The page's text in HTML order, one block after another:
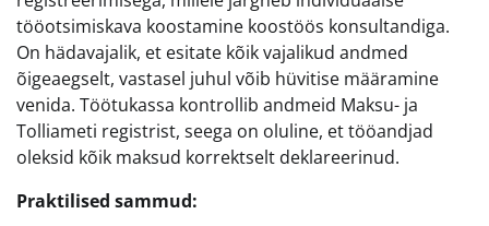
tööotsimiskava koostamine koostöös konsultandiga.
On hädavajalik, et esitate kõik vajalikud andmed
õigeaegselt, vastasel juhul võib hüvitise määramine
venida. Töötukassa kontrollib andmeid Maksu- ja
Tolliameti registrist, seega on oluline, et tööandjad
oleksid kõik maksud korrektselt deklareerinud.
Praktilised sammud: